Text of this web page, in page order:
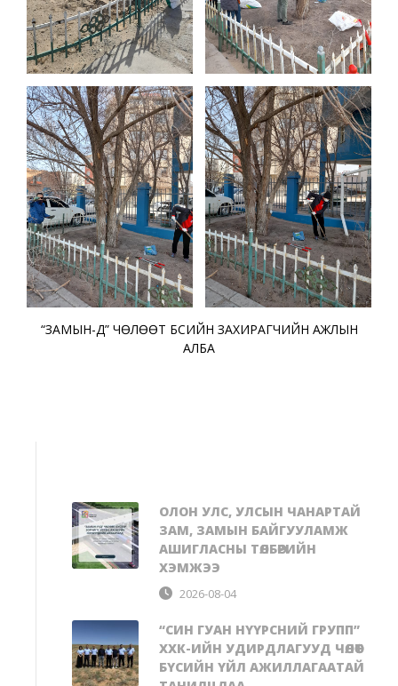
“ЗАМЫН-ҮҮД” ЧӨЛӨӨТ БҮСИЙН ЗАХИРАГЧИЙН АЖЛЫН
АЛБА
ОЛОН УЛС, УЛСЫН ЧАНАРТАЙ
ЗАМ, ЗАМЫН БАЙГУУЛАМЖ
АШИГЛАСНЫ ТӨЛБӨРИЙН
ХЭМЖЭЭ
2026-08-04
“СИН ГУАН НҮҮРСНИЙ ГРУПП”
ХХК-ИЙН УДИРДЛАГУУД ЧӨЛӨӨТ
БҮСИЙН ҮЙЛ АЖИЛЛАГААТАЙ